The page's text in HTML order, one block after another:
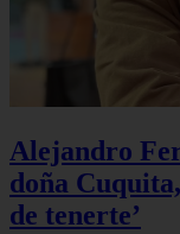
Alejandro
doña
de tenerte’